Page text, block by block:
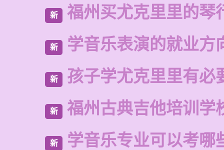
新 福州买尤克里里的琴
新 学音乐表演的就业方
新 孩子学尤克里里有必
新 福州古典吉他培训学
新 学音乐专业可以考哪